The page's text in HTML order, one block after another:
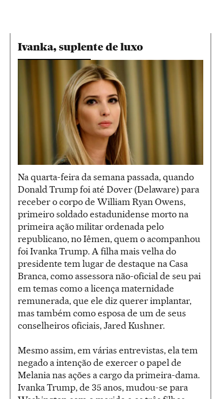
Ivanka, suplente de luxo
Na quarta-feira da semana passada, quando
Donald Trump foi até Dover (Delaware) para
receber o corpo de William Ryan Owens,
primeiro soldado estadunidense morto na
primeira ação militar ordenada pelo
republicano, no Iêmen, quem o acompanhou
foi Ivanka Trump. A filha mais velha do
presidente tem lugar de destaque na Casa
Branca, como assessora não-oficial de seu pai
em temas como a licença maternidade
remunerada, que ele diz querer implantar,
mas também como esposa de um de seus
conselheiros oficiais, Jared Kushner.
Mesmo assim, em várias entrevistas, ela tem
negado a intenção de exercer o papel de
Melania nas ações a cargo da primeira-dama.
Ivanka Trump, de 35 anos, mudou-se para